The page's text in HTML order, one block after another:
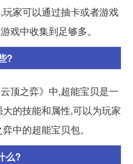
家可以通过抽卡或者游戏
戏中收集到足够多。
?
顶之弈》中,超能宝贝是一
的技能和属性,可以为玩家
中的超能宝贝包。
么?